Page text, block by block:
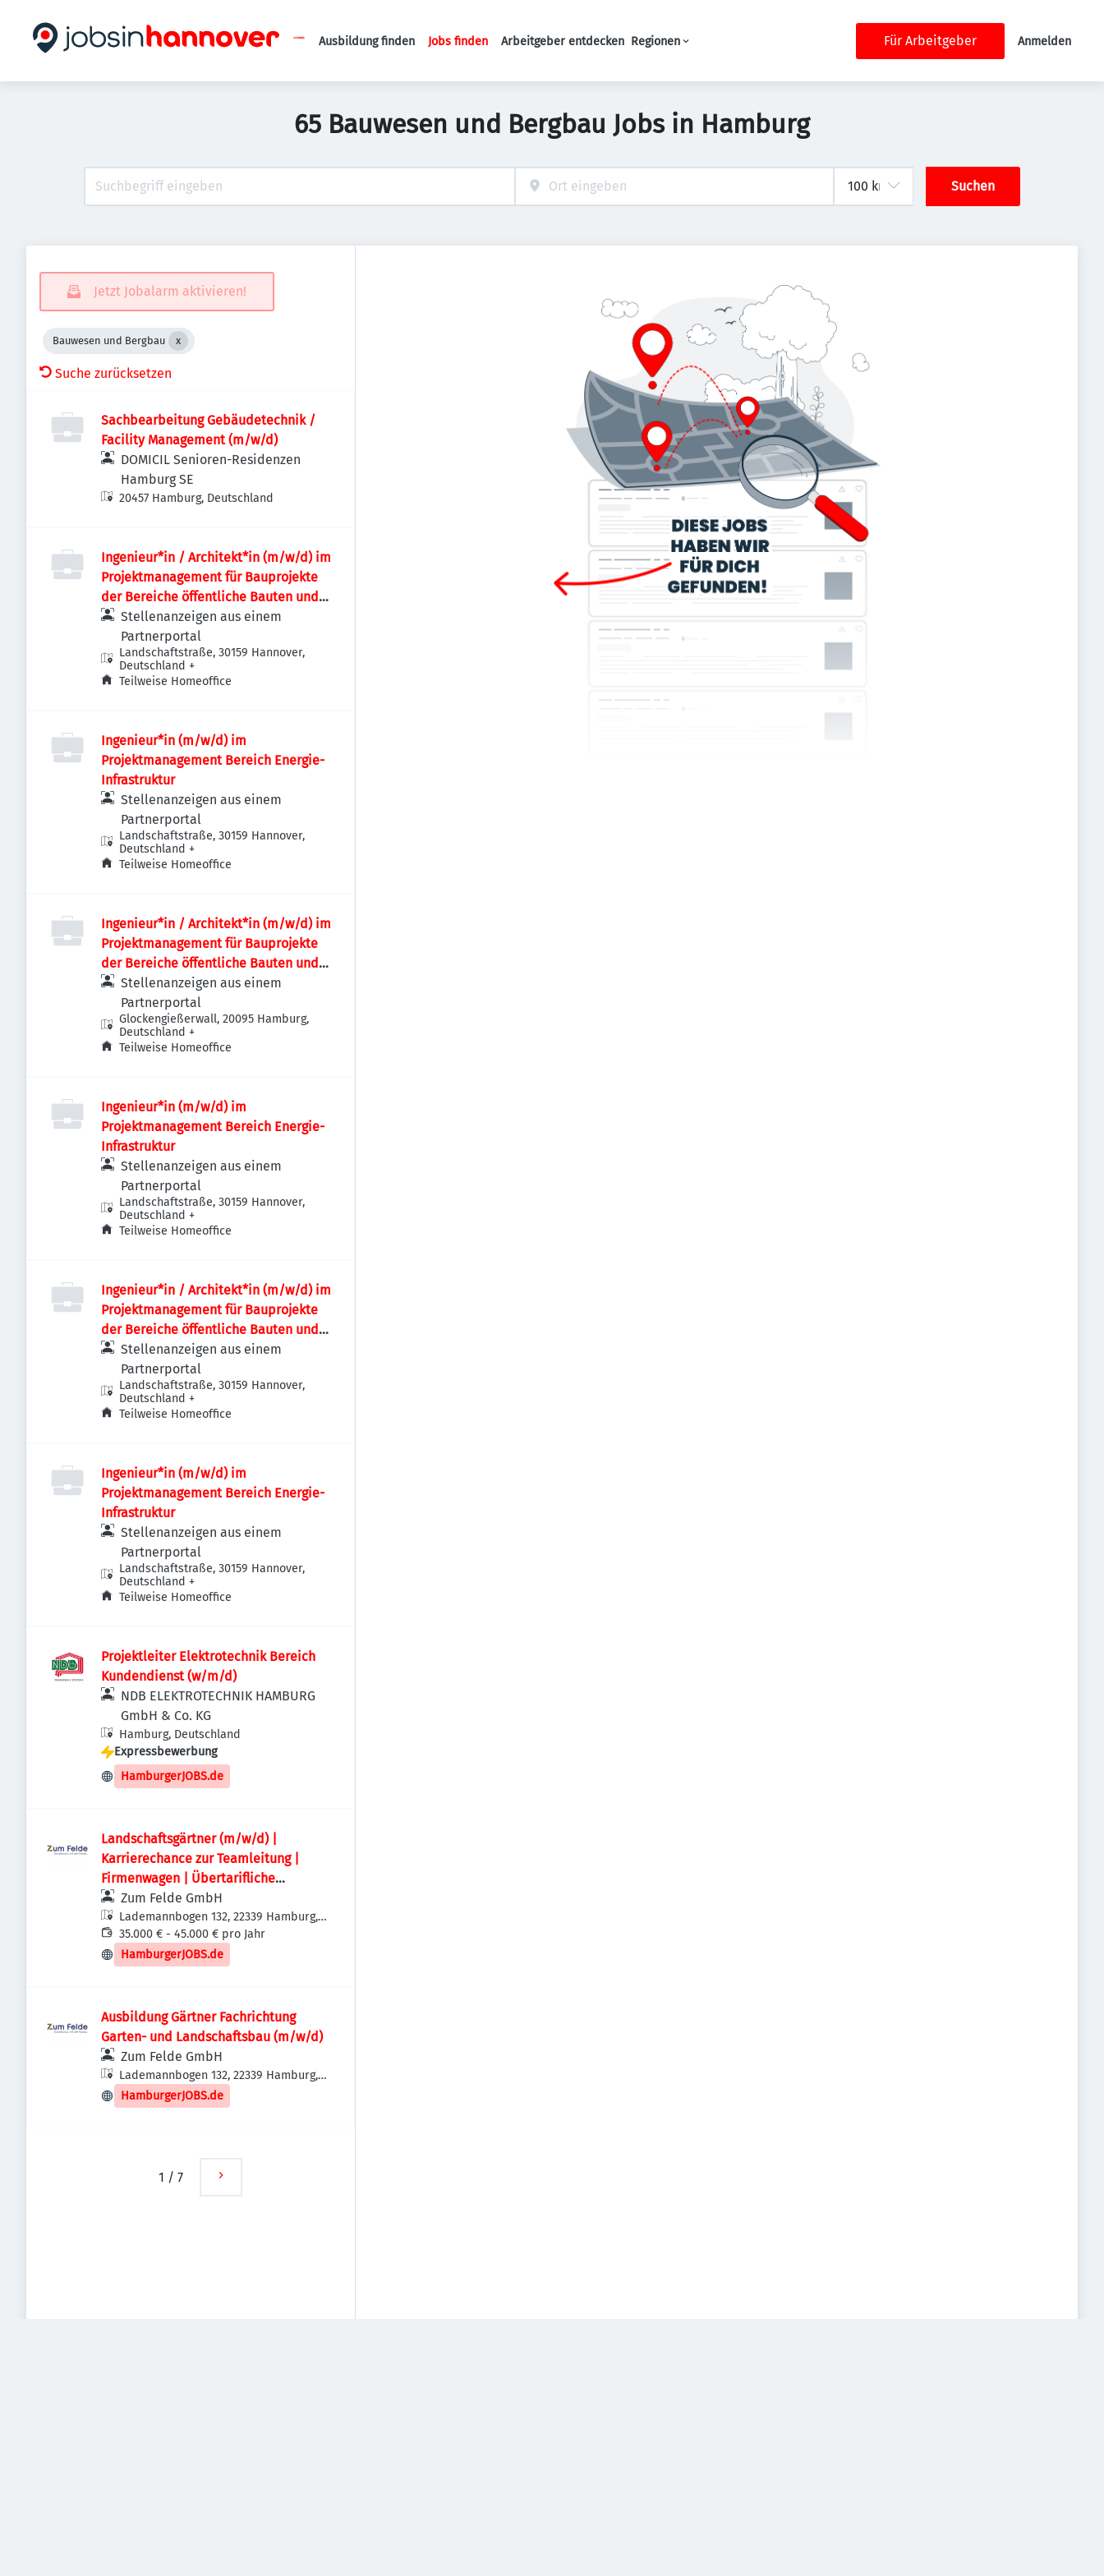
Haupt-Navigation
Ausbildung finden Jobs finden Arbeitgeber entdecken Regionen Für Arbeitgeber Anmelden
65 Bauwesen und Bergbau Jobs in Hamburg
Suchen
Jetzt Jobalarm aktivieren!
Bauwesen und Bergbau
Suche zurücksetzen
Sachbearbeitung Gebäudetechnik /
Facility Management (m/w/d)
DOMICIL Senioren-Residenzen
Hamburg SE
20457 Hamburg, Deutschland
Ingenieur*in / Architekt*in (m/w/d) im
Projektmanagement für Bauprojekte
der Bereiche öffentliche Bauten und
Industriebauten / Infrastruktur
Stellenanzeigen aus einem
Partnerportal
Landschaftstraße, 30159 Hannover,
Deutschland +
Teilweise Homeoffice
Ingenieur*in (m/w/d) im
Projektmanagement Bereich Energie-
Infrastruktur
Stellenanzeigen aus einem
Partnerportal
Landschaftstraße, 30159 Hannover,
Deutschland +
Teilweise Homeoffice
Ingenieur*in / Architekt*in (m/w/d) im
Projektmanagement für Bauprojekte
der Bereiche öffentliche Bauten und
Industriebauten / Infrastruktur
Stellenanzeigen aus einem
Partnerportal
Glockengießerwall, 20095 Hamburg,
Deutschland +
Teilweise Homeoffice
Ingenieur*in (m/w/d) im
Projektmanagement Bereich Energie-
Infrastruktur
Stellenanzeigen aus einem
Partnerportal
Landschaftstraße, 30159 Hannover,
Deutschland +
Teilweise Homeoffice
Ingenieur*in / Architekt*in (m/w/d) im
Projektmanagement für Bauprojekte
der Bereiche öffentliche Bauten und
Industriebauten / Infrastruktur
Stellenanzeigen aus einem
Partnerportal
Landschaftstraße, 30159 Hannover,
Deutschland +
Teilweise Homeoffice
Ingenieur*in (m/w/d) im
Projektmanagement Bereich Energie-
Infrastruktur
Stellenanzeigen aus einem
Partnerportal
Landschaftstraße, 30159 Hannover,
Deutschland +
Teilweise Homeoffice
Projektleiter Elektrotechnik Bereich
Kundendienst (w/m/d)
NDB ELEKTROTECHNIK HAMBURG
GmbH & Co. KG
Hamburg, Deutschland
Expressbewerbung
HamburgerJOBS.de
Landschaftsgärtner (m/w/d) |
Karrierechance zur Teamleitung |
Firmenwagen | Übertarifliche
Vergütung
Zum Felde GmbH
Lademannbogen 132, 22339 Hamburg,
Deutschland
35.000 € - 45.000 € pro Jahr
HamburgerJOBS.de
Ausbildung Gärtner Fachrichtung
Garten- und Landschaftsbau (m/w/d)
Zum Felde GmbH
Lademannbogen 132, 22339 Hamburg,
Deutschland
HamburgerJOBS.de
1 / 7